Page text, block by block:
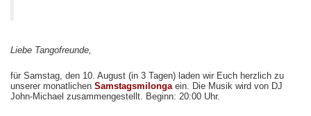
Liebe Tangofreunde,
für Samstag, den 10. August (in 3 Tagen) laden wir Euch herzlich zu
unserer monatlichen Samstagsmilongaein. Die Musik wird von DJ
John-Michael zusammengestellt. Beginn: 20:00 Uhr.